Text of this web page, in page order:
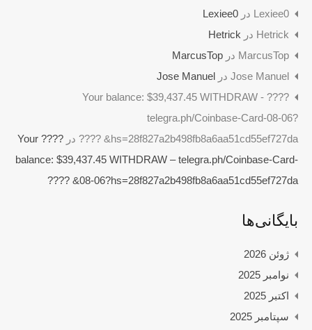
Lexiee0 در Lexiee0
Hetrick در Hetrick
MarcusTop در MarcusTop
Jose Manuel در Jose Manuel
????️ Your balance: $39,437.45 WITHDRAW -
telegra.ph/Coinbase-Card-08-06?
hs=28f827a2b498fb8a6aa51cd55ef727da& ????️
در
????️ Your
balance: $39,437.45 WITHDRAW – telegra.ph/Coinbase-Card-
08-06?hs=28f827a2b498fb8a6aa51cd55ef727da& ????️
بایگانی‌ها
ژوئن 2026
نوامبر 2025
اکتبر 2025
سپتامبر 2025